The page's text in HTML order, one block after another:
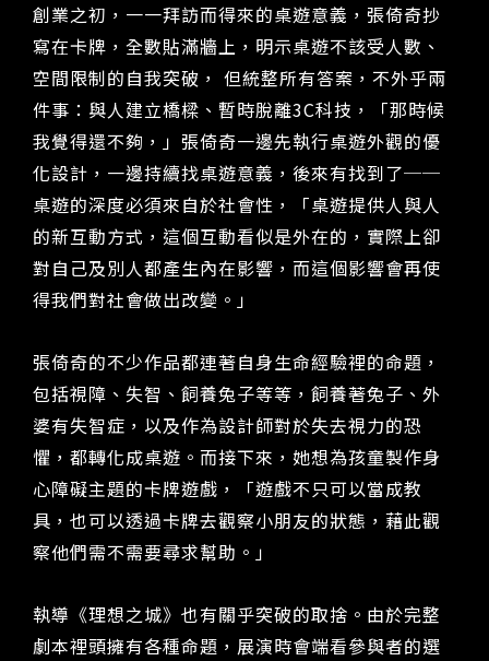
創業之初，一一拜訪而得來的桌遊意義，張倚奇抄
寫在卡牌，全數貼滿牆上，明示桌遊不該受人數、
空間限制的自我突破， 但統整所有答案，不外乎兩
件事：與人建立橋樑、暫時脫離3C科技，「那時候
我覺得還不夠，」張倚奇一邊先執行桌遊外觀的優
化設計，一邊持續找桌遊意義，後來有找到了──
桌遊的深度必須來自於社會性，「桌遊提供人與人
的新互動方式，這個互動看似是外在的，實際上卻
對自己及別人都產生內在影響，而這個影響會再使
得我們對社會做出改變。」
張倚奇的不少作品都連著自身生命經驗裡的命題，
包括視障、失智、飼養兔子等等，飼養著兔子、外
婆有失智症，以及作為設計師對於失去視力的恐
懼，都轉化成桌遊。而接下來，她想為孩童製作身
心障礙主題的卡牌遊戲，「遊戲不只可以當成教
具，也可以透過卡牌去觀察小朋友的狀態，藉此觀
察他們需不需要尋求幫助。」
執導《理想之城》也有關乎突破的取捨。由於完整
劇本裡頭擁有各種命題，展演時會端看參與者的選